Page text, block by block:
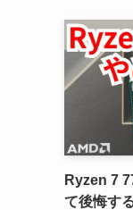
Ryzen 7
て後悔す